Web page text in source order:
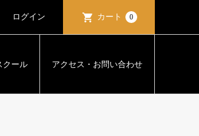
ログイン カート 0
クール アクセス・お問い合わせ